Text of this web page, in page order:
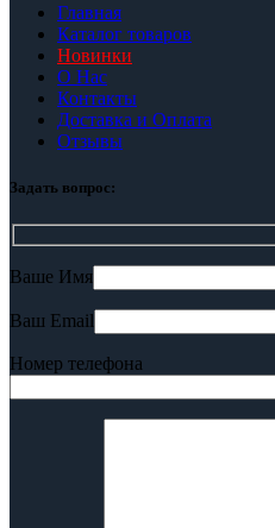
Главная
Каталог товаров
Новинки
О Нас
Контакты
Доставка и Оплата
Отзывы
Задать вопрос:
Ваше Имя
Ваш Email
Номер телефона